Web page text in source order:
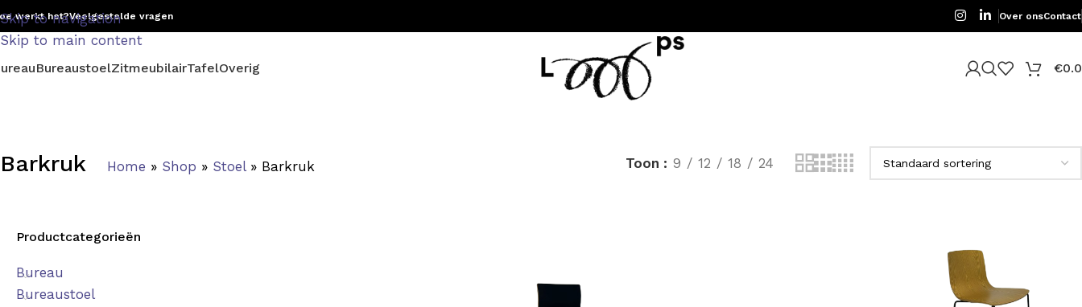
Skip to navigation
Skip to main content
werkt het?Veelgestelde vragen Over onsContact
BureaustoelZitmeubilairTafelOverig €
Barkruk Home » Shop » Stoel» Barkruk Toon 9 12 18 24
Productcategorieën
Bureau
Bureaustoel